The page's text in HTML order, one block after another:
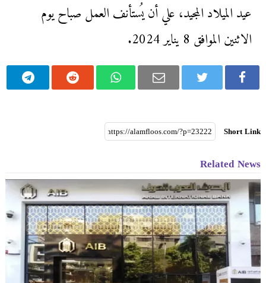
عيد الميلاد المجيد، علي أن يُستأنف العمل صباح يوم
الاثنين الموافق 8 يناير 2024.
Short Link
Related News